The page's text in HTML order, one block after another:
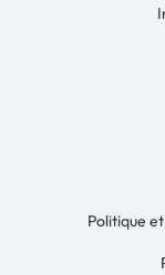
Politique